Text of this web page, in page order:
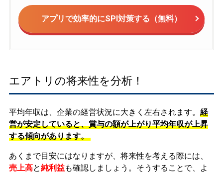
アプリで効率的にSPI対策する（無料）
エアトリの将来性を分析！
平均年収は、企業の経営状況に大きく左右されます。 経
営が安定していると、賞与の額が上がり平均年収が上昇
する傾向があります。
あくまで目安にはなりますが、将来性を考える際には、
売上高と純利益も確認しましょう。そうすることで、よ